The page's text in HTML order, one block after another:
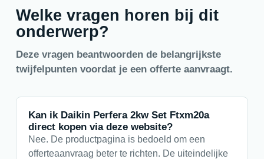
Welke vragen horen bij dit
onderwerp?
Deze vragen beantwoorden de belangrijkste
twijfelpunten voordat je een offerte aanvraagt.
Kan ik Daikin Perfera 2kw Set Ftxm20a
direct kopen via deze website?
Nee. De productpagina is bedoeld om een
offerteaanvraag beter te richten. De uiteindelijke